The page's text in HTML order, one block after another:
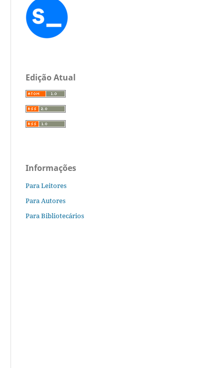
Edição Atual
Informações
Para Leitores
Para Autores
Para Bibliotecários